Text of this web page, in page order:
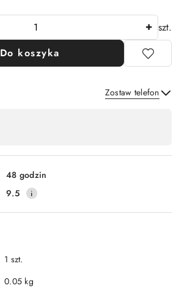
szt.
Do koszyka
Zostaw telefon
48 godzin
9.5
1 szt.
0.05 kg